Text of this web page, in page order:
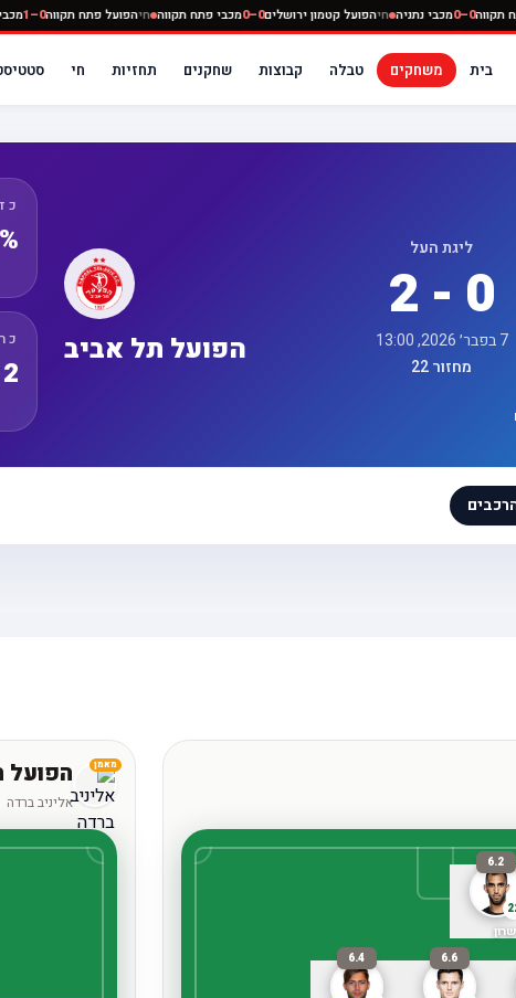
מכבי פתח תקווה0–0 מכבי נתניה חיהפועל קטמון ירושלים0–0 מכבי פתח תקווה חיהפועל פתח תקווה
בית משחקים טבלה קבוצות שחקנים תחזיות חי
ליגת העל
2 - 0
7 בפבר׳ 2026, 13:00
מחזור 22
הפועל תל אביב
2 / 2
6.2
6.6
6.4
מאמן הפועל
אליניב ברדה